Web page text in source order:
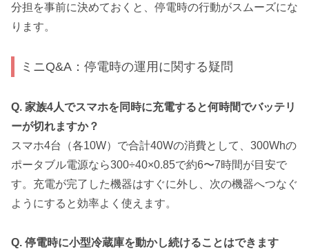
分担を事前に決めておくと、停電時の行動がスムーズにな
ります。
ミニQ&A：停電時の運用に関する疑問
Q. 家族4人でスマホを同時に充電すると何時間でバッテリ
ーが切れますか？
スマホ4台（各10W）で合計40Wの消費として、300Whの
ポータブル電源なら300÷40×0.85で約6〜7時間が目安で
す。充電が完了した機器はすぐに外し、次の機器へつなぐ
ようにすると効率よく使えます。
Q. 停電時に小型冷蔵庫を動かし続けることはできます